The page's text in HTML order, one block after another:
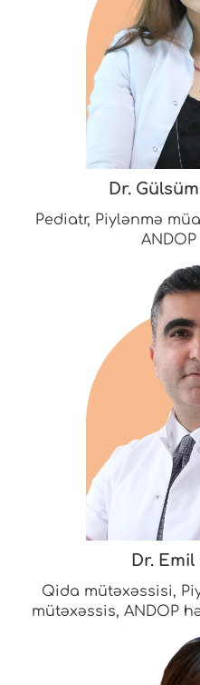
Dr.
Pediatr, Piylənmə
Dr.
Qida mütəxəssisi,
mütəxəssis, ANDOP